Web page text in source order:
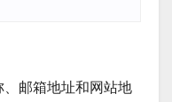
邮箱地址和网站地